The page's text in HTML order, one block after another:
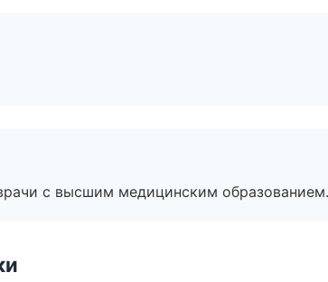
с высшим медицинским образованием.